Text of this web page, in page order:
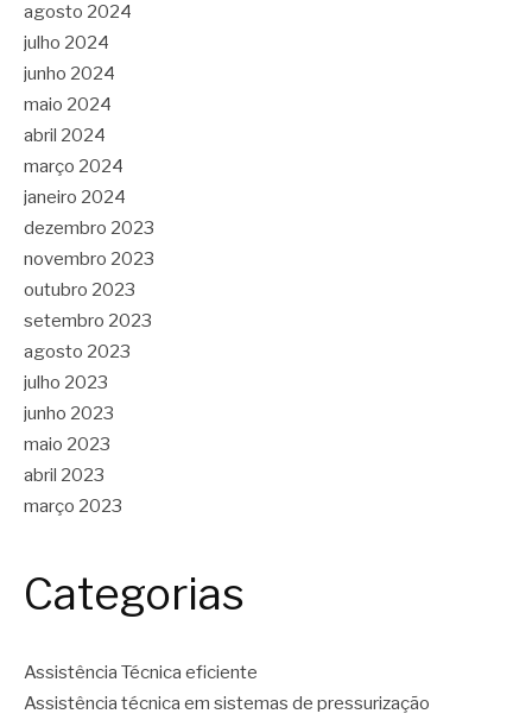
agosto 2024
julho 2024
junho 2024
maio 2024
abril 2024
março 2024
janeiro 2024
dezembro 2023
novembro 2023
outubro 2023
setembro 2023
agosto 2023
julho 2023
junho 2023
maio 2023
abril 2023
março 2023
Categorias
Assistência Técnica eficiente
Assistência técnica em sistemas de pressurização